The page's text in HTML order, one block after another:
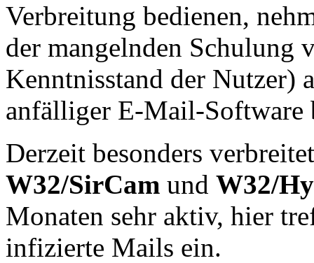
Verbreitung bedienen,
der mangelnden Schulung
Kenntnisstand der Nutzer)
anfälliger E-Mail-Software
Derzeit besonders
W32/SirCam und W32/
Monaten sehr aktiv, hier
infizierte Mails ein.